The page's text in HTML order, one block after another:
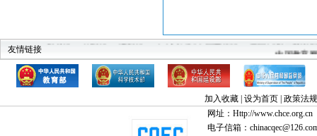
友情链接
中华人民共和国监察部
全国高教工委素
中国教育
加入收藏| 设为首页| 政策法规
网址：Http://www.chce.org.cn
电子信箱：